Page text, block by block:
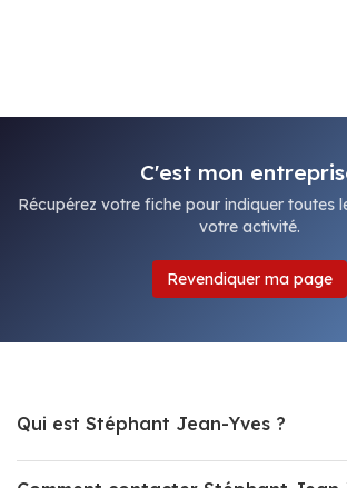
C'est mon
Récupérez votre fiche pour indiquer toutes
votre activité.
Revendiquer ma page
Qui est Stéphant Jean-Yves ?